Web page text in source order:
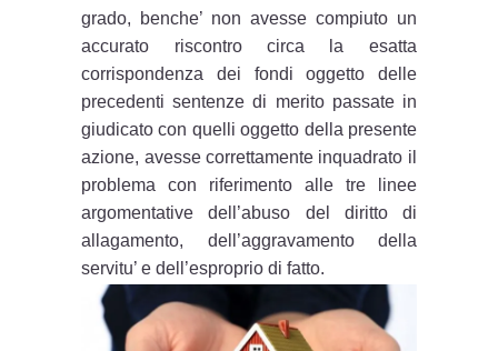
grado, benche’ non avesse compiuto un
accurato riscontro circa la esatta
corrispondenza dei fondi oggetto delle
precedenti sentenze di merito passate in
giudicato con quelli oggetto della presente
azione, avesse correttamente inquadrato il
problema con riferimento alle tre linee
argomentative dell’abuso del diritto di
allagamento, dell’aggravamento della
servitu’ e dell’esproprio di fatto.